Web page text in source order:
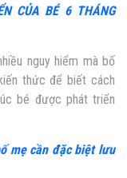
CỦA BÉ 6 THÁNG
nguy hiểm mà bố
thức để biết cách
bé được phát triển
mẹ cần đặc biệt lưu